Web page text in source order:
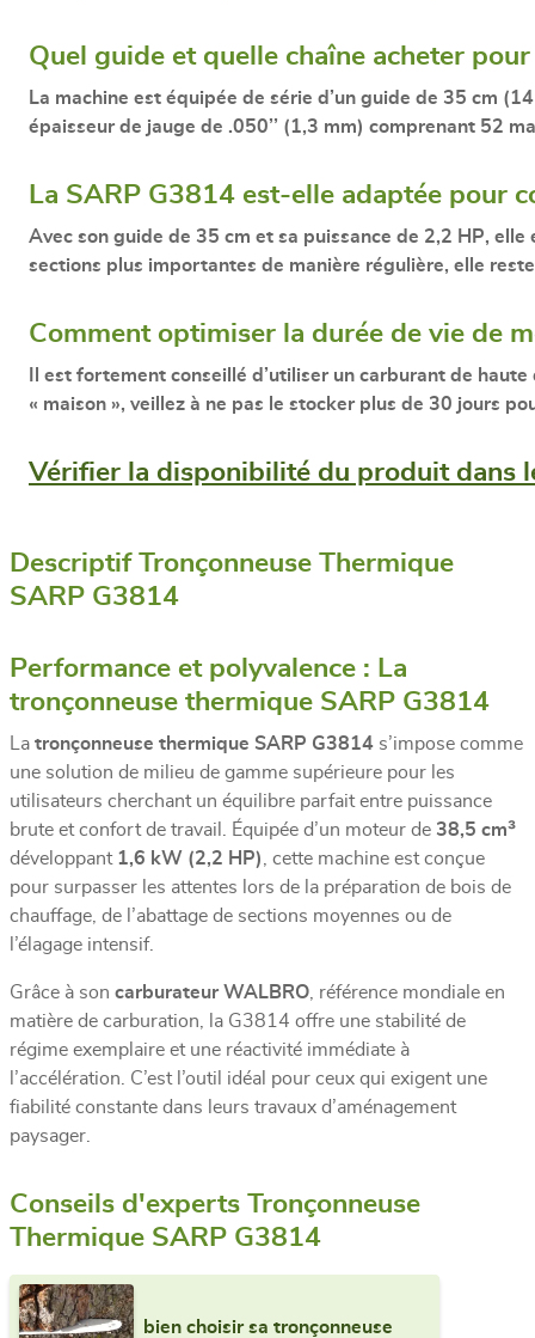
Quel guide et quelle chaîne acheter
La machine est équipée de série d’un guide de 35 cm
épaisseur de jauge de .050’’ (1,3 mm) comprenant 52
La SARP G3814 est-elle adaptée pour
Avec son guide de 35 cm et sa puissance de 2,2 HP, elle
sections plus importantes de manière régulière, elle
Comment optimiser la durée de vie de
Il est fortement conseillé d’utiliser un carburant de
« maison », veillez à ne pas le stocker plus de 30 jours
Vérifier la disponibilité du produit dans
Descriptif Tronçonneuse Thermique
SARP G3814
Performance et polyvalence : La
tronçonneuse thermique SARP G3814
La tronçonneuse thermique SARP G3814 s’impose comme
une solution de milieu de gamme supérieure pour les
utilisateurs cherchant un équilibre parfait entre puissance
brute et confort de travail. Équipée d’un moteur de 38,5 cm³
développant 1,6 kW (2,2 HP)
, cette machine est conçue
pour surpasser les attentes lors de la préparation de bois de
chauffage, de l’abattage de sections moyennes ou de
l’élagage intensif.
Grâce à son carburateur WALBRO , référence mondiale en
matière de carburation, la G3814 offre une stabilité de
régime exemplaire et une réactivité immédiate à
l’accélération. C’est l’outil idéal pour ceux qui exigent une
fiabilité constante dans leurs travaux d’aménagement
paysager.
Conseils d'experts Tronçonneuse
Thermique SARP G3814
bien choisir sa tronçonneuse